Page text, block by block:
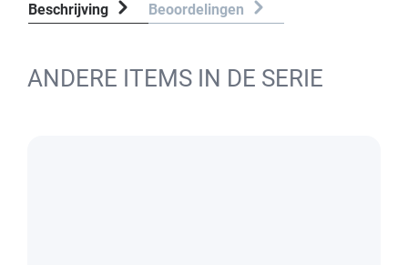
Beschrijving Beoordelingen
ANDERE ITEMS IN DE SERIE